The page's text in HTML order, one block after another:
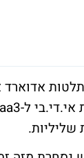
אדוארד